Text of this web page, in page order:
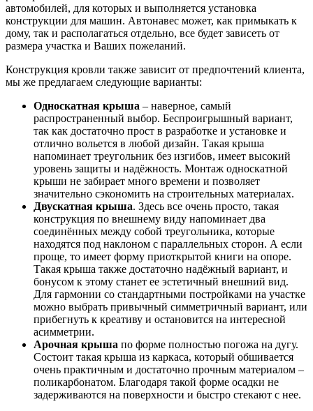
автомобилей, для которых и выполняется установка
конструкции для машин. Автонавес может, как примыкать к
дому, так и располагаться отдельно, все будет зависеть от
размера участка и Ваших пожеланий.
Конструкция кровли также зависит от предпочтений клиента,
мы же предлагаем следующие варианты:
Односкатная крыша – наверное, самый
распространенный выбор. Беспроигрышный вариант,
так как достаточно прост в разработке и установке и
отлично вольется в любой дизайн. Такая крыша
напоминает треугольник без изгибов, имеет высокий
уровень защиты и надёжность. Монтаж односкатной
крыши не забирает много времени и позволяет
значительно сэкономить на строительных материалах.
Двускатная крыша. Здесь все очень просто, такая
конструкция по внешнему виду напоминает два
соединённых между собой треугольника, которые
находятся под наклоном с параллельных сторон. А если
проще, то имеет форму приоткрытой книги на опоре.
Такая крыша также достаточно надёжный вариант, и
бонусом к этому станет ее эстетичный внешний вид.
Для гармонии со стандартными постройками на участке
можно выбрать привычный симметричный вариант, или
прибегнуть к креативу и остановится на интересной
асимметрии.
Арочная крыша по форме полностью погожа на дугу.
Состоит такая крыша из каркаса, который обшивается
очень практичным и достаточно прочным материалом –
поликарбонатом. Благодаря такой форме осадки не
задерживаются на поверхности и быстро стекают с нее.